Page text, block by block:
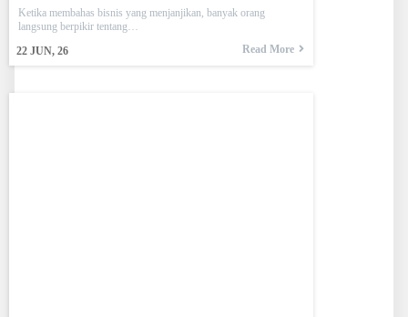
22 JUN, 26
Ketika membahas bisnis yang menjanjikan, banyak orang
langsung berpikir tentang…
Read More